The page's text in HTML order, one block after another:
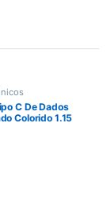
C De Dados
Colorido 1.15